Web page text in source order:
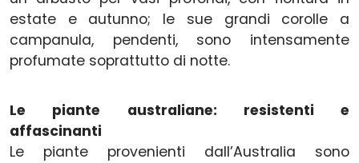
estate e autunno; le sue grandi corolle a
campanula, pendenti, sono intensamente
profumate soprattutto di notte.
Le piante australiane: resistenti e
affascinanti
Le piante provenienti dall’Australia sono